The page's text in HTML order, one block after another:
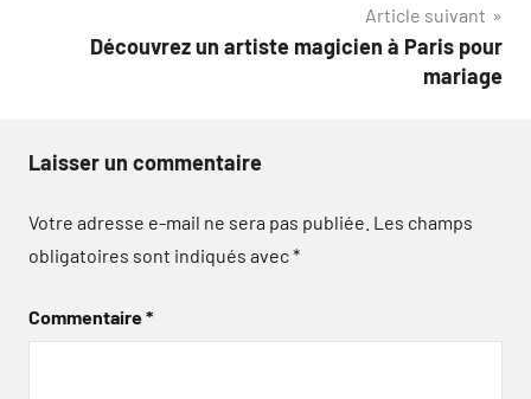
Article suivant
Découvrez un artiste magicien à Paris pour
mariage
Laisser un commentaire
Votre adresse e-mail ne sera pas publiée. Les champs
obligatoires sont indiqués avec*
Commentaire*